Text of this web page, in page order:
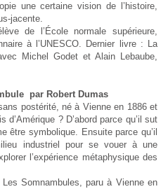
une certaine vision de l’histoire,
jacente.
de l’École normale supérieure,
à l’UNESCO. Dernier livre : La
Michel Godet et Alain Lebaube,
par Robert Dumas
postérité, né à Vienne en 1886 et
? D’abord parce qu’il sut
être symbolique. Ensuite parce qu’il
industriel pour se vouer à une
l’expérience métaphysique des
Somnambules, paru à Vienne en